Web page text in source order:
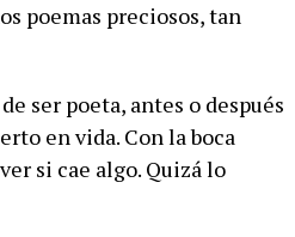
poemas preciosos, tan
ser poeta, antes o después
en vida. Con la boca
si cae algo. Quizá lo